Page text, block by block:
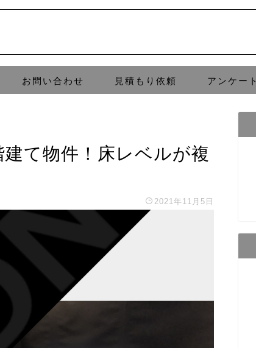
お問い合わせ 見積もり依頼 アンケート
建て物件！床レベルが複
2021年11月5日